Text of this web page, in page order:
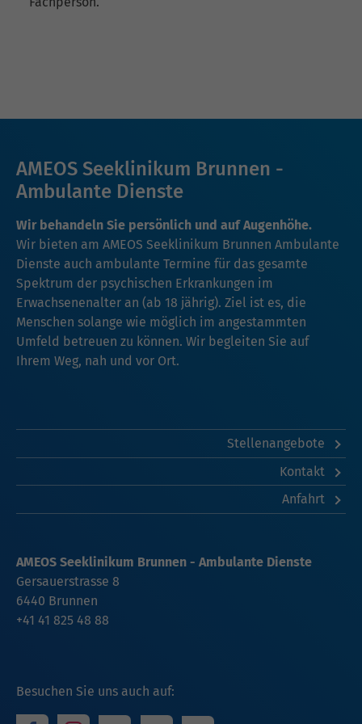
AMEOS Seeklinikum Brunnen -
Ambulante Dienste
Wir behandeln Sie persönlich und auf Augenhöhe.
Wir bieten am AMEOS Seeklinikum Brunnen Ambulante
Dienste auch ambulante Termine für das gesamte
Spektrum der psychischen Erkrankungen im
Erwachsenenalter an (ab 18 jährig). Ziel ist es, die
Menschen solange wie möglich im angestammten
Umfeld betreuen zu können. Wir begleiten Sie auf
Ihrem Weg, nah und vor Ort.
Stellenangebote
Kontakt
Anfahrt
Besuchen Sie uns auch auf:
AMEOS Seeklinikum Brunnen - Ambulante Dienste
Gersauerstrasse 8
6440 Brunnen
+41 41 825 48 88